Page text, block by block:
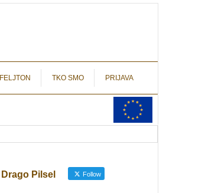
FELJTON TKO SMO PRIJAVA
Drago Pilsel Follow